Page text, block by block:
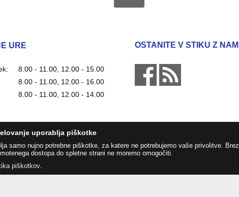
URE
8.00 - 11.00, 12.00 - 15.00
8.00 - 11.00, 12.00 - 16.00
8.00 - 11.00, 12.00 - 14.00
OSTANITE V STIKU Z NAMI
uporablja piškotke
samo nujno potrebne piškotke, za katere ne potrebujemo vaše privolitve. Brez
dostopa do spletne strani ne moremo omogočiti.
piškotkov.